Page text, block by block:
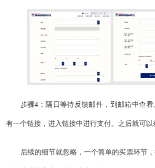
步骤4：隔日等待反馈邮件，到邮箱中查
有一个链接，进入链接中进行支付。之后就可以
后续的细节就忽略，一个简单的买票环节